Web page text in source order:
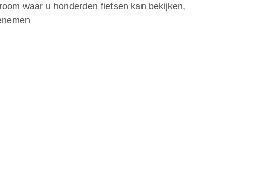
waar u honderden fietsen kan bekijken,